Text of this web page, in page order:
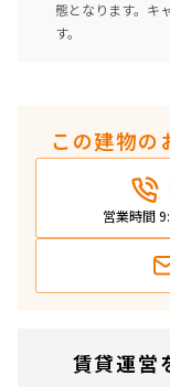
態となります。キ
す。
この建物の
営業時間
賃貸運営